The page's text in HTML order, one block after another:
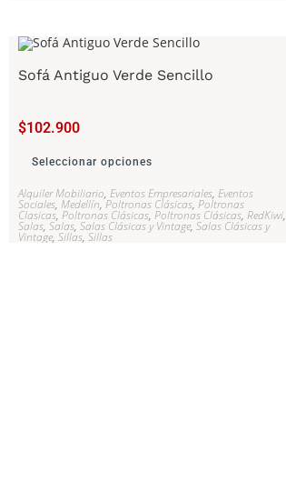
Sofá Antiguo Verde Sencillo
$102.900
Seleccionar opciones
Alquiler Mobiliario, Eventos Empresariales, Eventos
Sociales, Medellín,Poltronas Clásicas, Poltronas
Clasicas, Poltronas Clásicas, Poltronas Clásicas, RedKiwi,
Salas, Salas, Salas Clásicas y Vintage, Salas Clásicas y
Vintage, Sillas, Sillas